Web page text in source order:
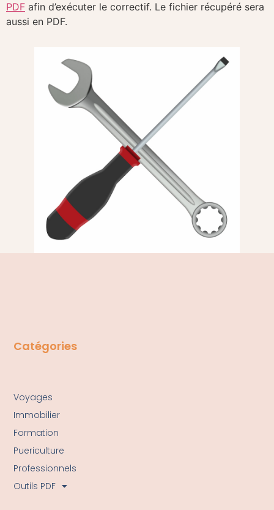
PDF afin d’exécuter le correctif. Le fichier récupéré sera
aussi en PDF.
Catégories
Voyages
Immobilier
Formation
Puericulture
Professionnels
Outils PDF